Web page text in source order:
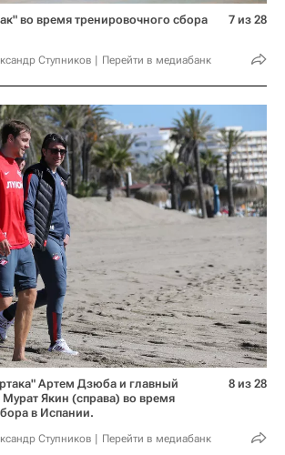
во время тренировочного сбора
Ступников Перейти в медиабанк
7 из 28
Артем Дзюба и главный
Мурат Якин (справа) во время
в Испании.
Ступников Перейти в медиабанк
8 из 28